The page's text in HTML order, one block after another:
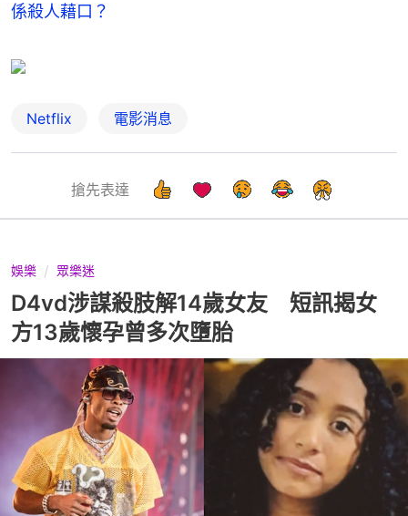
係殺人藉口？
Netflix 電影消息
搶先表達
娛樂 眾樂迷
D4vd涉謀殺肢解14歲女友 短訊揭女
方13歲懷孕曾多次墮胎